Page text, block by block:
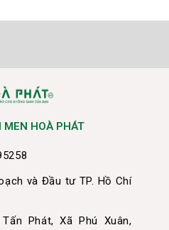
MEN HOÀ PHÁT
và Đầu tư TP. Hồ Chí
Phát, Xã Phú Xuân,